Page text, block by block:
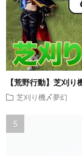
【荒野行動】芝刈
芝刈り機〆夢幻